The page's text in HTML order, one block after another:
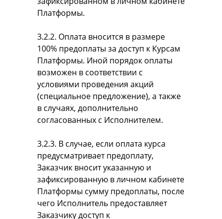
Платформы.
3.2.2. Оплата вносится в размере
100% предоплаты за доступ к Курсам
Платформы. Иной порядок оплаты
возможен в соответствии с
условиями проведения акций
(специальное предложение), а также
в случаях, дополнительно
согласованных с Исполнителем.
3.2.3. В случае, если оплата курса
предусматривает предоплату,
Заказчик вносит указанную и
зафиксированную в личном кабинете
Платформы сумму предоплаты, после
чего Исполнитель предоставляет
Заказчику доступ к